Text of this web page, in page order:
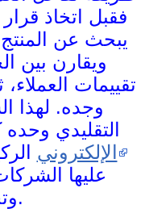
فقبل اتخاذ
يبحث عن المنتج
ويقارن بين
تقييمات
وجده. لهذا
التقليدي وحده
الإلكتروني
عليها
وتحقيق النمو.